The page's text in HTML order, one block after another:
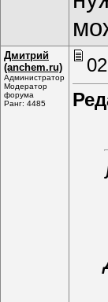
Дмитрий
(anchem.ru)
Администратор
Модератор
форума
Ранг: 4485